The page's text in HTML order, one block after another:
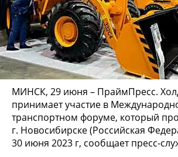
МИНСК, 29 июня – ПраймПресс.
принимает участие в
транспортном форуме, который
г. Новосибирске (Российская
30 июня 2023 г, сообщает пресс-